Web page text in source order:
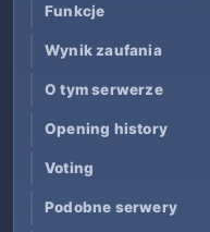
Funkcje
Wynik zaufania
O tym serwerze
Opening history
Voting
Podobne serwery